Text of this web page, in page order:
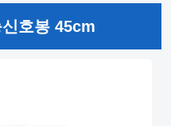
호봉 45cm